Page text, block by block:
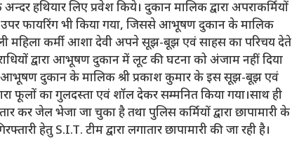
हथियार लिए प्रवेश किये। दुकान मालिक द्वारा अपराकर्मियों
उपर फायरिंग भी किया गया, जिससे आभूषण दुकान के मालिक
महिला कर्मी आशा देवी अपने सूझ-बूझ एवं साहस का परिचय देते
द्वारा आभूषण दुकान में लूट की घटना को अंजाम नहीं दिया
आभूषण दुकान के मालिक श्री प्रकाश कुमार के इस सूझ-बूझ एवं
फूलों का गुलदस्ता एवं शॉल देकर सम्मनित किया गया।साथ ही
कर जेल भेजा जा चुका है तथा पुलिस कर्मियों द्वारा छापामारी के
हेतु S.I.T. टीम द्वारा लगातार छापामारी की जा रही है।